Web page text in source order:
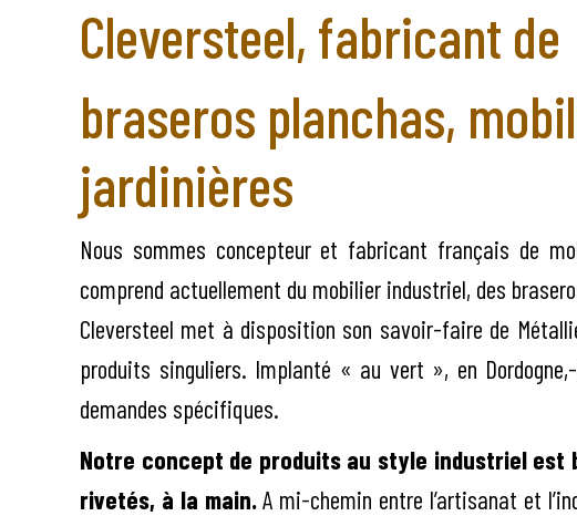
Cleversteel, fabricant de
braseros planchas,
jardinières
Nous sommes concepteur et fabricant français de
comprend actuellement du mobilier industriel, des
Cleversteel met à disposition son savoir-faire de
produits singuliers. Implanté « au vert », en
demandes spécifiques.
Notre concept de produits au style industriel est
rivetés, à la main.A mi-chemin entre l’artisanat et